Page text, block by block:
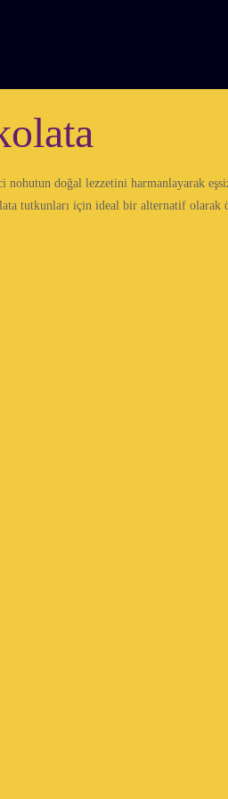
doğal lezzetini harmanlayarak
tutkunları için ideal bir alternatif olarak